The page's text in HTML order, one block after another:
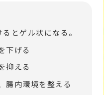
とゲル状になる。
下げる
抑える
腸内環境を整える